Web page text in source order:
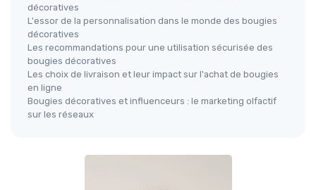
décoratives
L'essor de la personnalisation dans le monde des bougies
décoratives
Les recommandations pour une utilisation sécurisée des
bougies décoratives
Les choix de livraison et leur impact sur l'achat de bougies
en ligne
Bougies décoratives et influenceurs : le marketing olfactif
sur les réseaux